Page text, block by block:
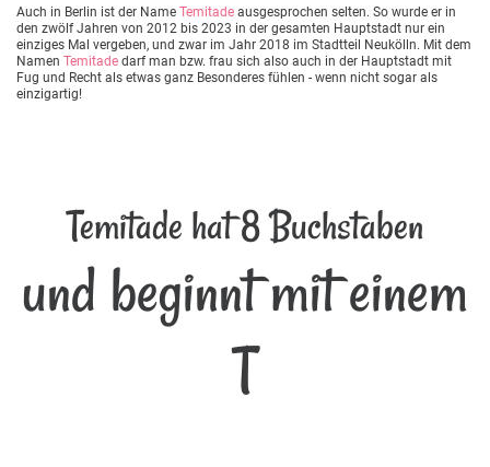
Auch in Berlin ist der Name Temitade ausgesprochen selten. So wurde er in
den zwölf Jahren von 2012 bis 2023 in der gesamten Hauptstadt nur ein
einziges Mal vergeben, und zwar im Jahr 2018 im Stadtteil Neukölln. Mit dem
Namen Temitade darf man bzw. frau sich also auch in der Hauptstadt mit
Fug und Recht als etwas ganz Besonderes fühlen - wenn nicht sogar als
einzigartig!
Temitade hat 8 Buchstaben
und beginnt mit einem
T